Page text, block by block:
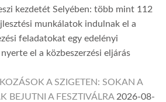
kezdetét Selyében: több mint 112
munkálatok indulnak el a
feladatokat egy edelényi
el a közbeszerzési eljárás
A SZIGETEN: SOKAN A
BEJUTNI A FESZTIVÁLRA 2026-08-